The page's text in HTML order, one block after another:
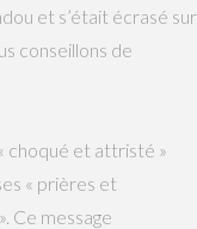
et s’était écrasé sur
conseillons de
choqué et attristé »
« prières et
Ce message